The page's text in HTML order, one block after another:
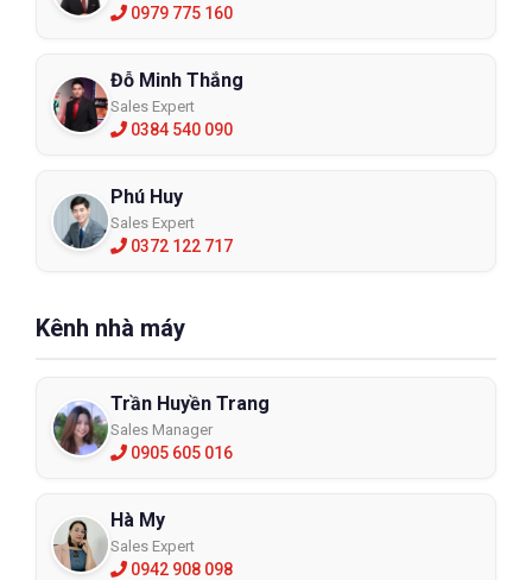
0979 775 160
Đỗ Minh Thắng
Sales Expert
0384 540 090
Phú Huy
Sales Expert
0372 122 717
Kênh nhà máy
Trần Huyền Trang
Sales Manager
0905 605 016
Hà My
Sales Expert
0942 908 098